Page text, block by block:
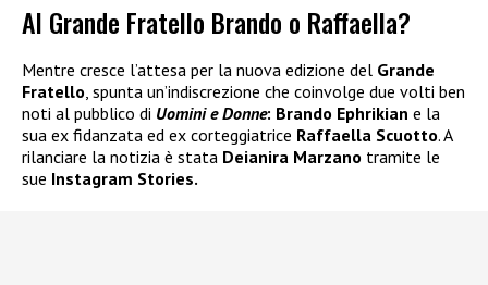
Al Grande Fratello Brando o Raffaella?
Mentre cresce l’attesa per la nuova edizione del Grande
Fratello, spunta un’indiscrezione che coinvolge due volti ben
noti al pubblico di Uomini e Donne: Brando Ephrikian e la
sua ex fidanzata ed ex corteggiatrice Raffaella Scuotto. A
rilanciare la notizia è stata Deianira Marzano tramite le
sue Instagram Stories.